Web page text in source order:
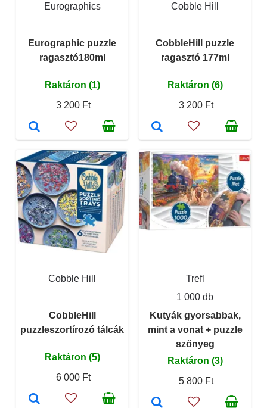
Eurographics
Eurographic puzzle
ragasztó180ml
Raktáron (1)
3 200 Ft
Cobble Hill
CobbleHill puzzle
ragasztó 177ml
Raktáron (6)
3 200 Ft
Cobble Hill
CobbleHill
puzzleszortírozó tálcák
Raktáron (5)
6 000 Ft
Trefl
1 000 db
Kutyák gyorsabbak,
mint a vonat + puzzle
szőnyeg
Raktáron (3)
5 800 Ft